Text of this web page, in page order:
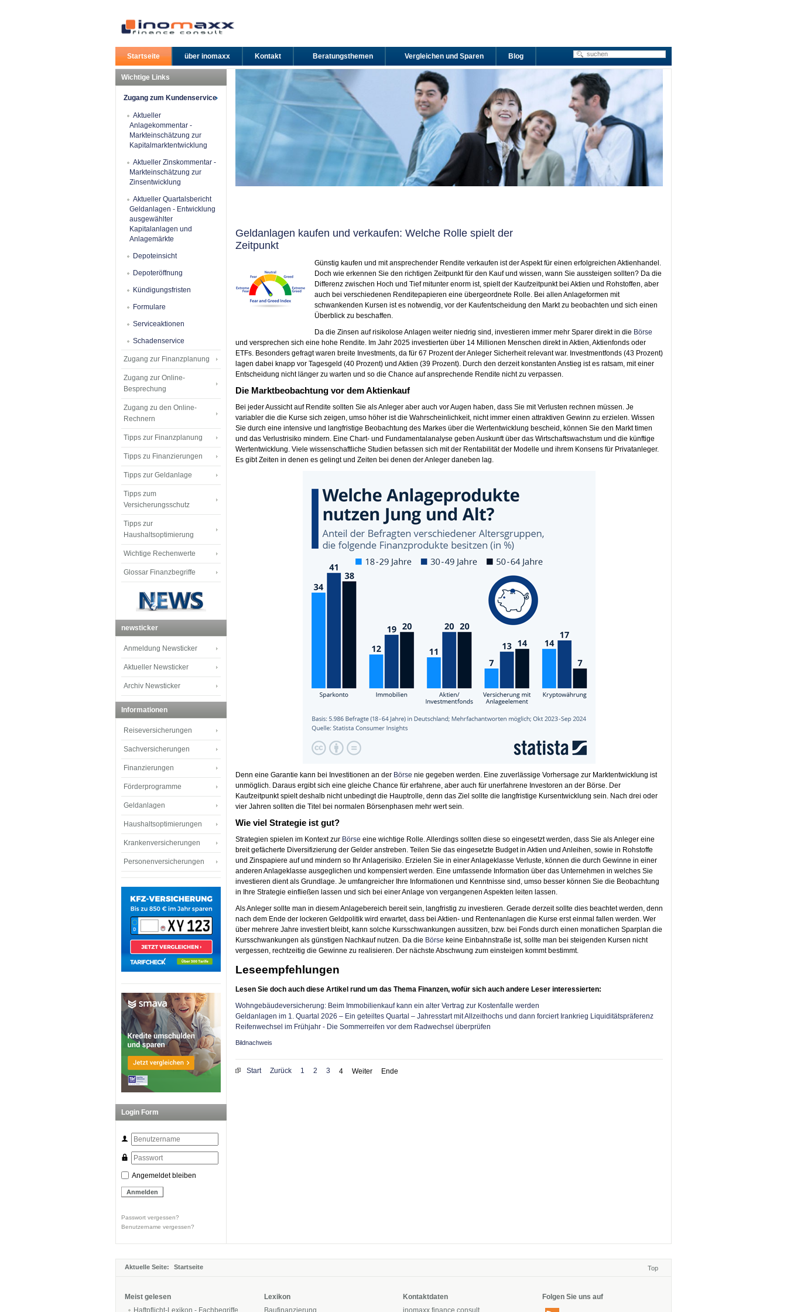
Startseite über inomaxx Kontakt Beratungsthemen Vergleichen und Sparen Blog
Geldanlagen kaufen und verkaufen: Welche Rolle spielt der
Zeitpunkt
Günstig kaufen und mit ansprechender Rendite verkaufen ist der Aspekt für einen erfolgreichen Aktienhandel.
Doch wie erkennen Sie den richtigen Zeitpunkt für den Kauf und wissen, wann Sie aussteigen sollten? Da die
Differenz zwischen Hoch und Tief mitunter enorm ist, spielt der Kaufzeitpunkt bei Aktien und Rohstoffen, aber
auch bei verschiedenen Renditepapieren eine übergeordnete Rolle. Bei allen Anlageformen mit
schwankenden Kursen ist es notwendig, vor der Kaufentscheidung den Markt zu beobachten und sich einen
Überblick zu beschaffen.
Da die Zinsen auf risikolose Anlagen weiter niedrig sind, investieren immer mehr Sparer direkt in die Börse
und versprechen sich eine hohe Rendite. Im Jahr 2025 investierten über 14 Millionen Menschen direkt in Aktien, Aktienfonds oder
ETFs. Besonders gefragt waren breite Investments, da für 67 Prozent der Anleger Sicherheit relevant war. Investmentfonds (43 Prozent)
lagen dabei knapp vor Tagesgeld (40 Prozent) und Aktien (39 Prozent). Durch den derzeit konstanten Anstieg ist es ratsam, mit einer
Entscheidung nicht länger zu warten und so die Chance auf ansprechende Rendite nicht zu verpassen.
Die Marktbeobachtung vor dem Aktienkauf
Bei jeder Aussicht auf Rendite sollten Sie als Anleger aber auch vor Augen haben, dass Sie mit Verlusten rechnen müssen. Je
variabler die die Kurse sich zeigen, umso höher ist die Wahrscheinlichkeit, nicht immer einen attraktiven Gewinn zu erzielen. Wissen
Sie durch eine intensive und langfristige Beobachtung des Markes über die Wertentwicklung bescheid, können Sie den Markt timen
und das Verlustrisiko mindern. Eine Chart- und Fundamentalanalyse geben Auskunft über das Wirtschaftswachstum und die künftige
Wertentwicklung. Viele wissenschaftliche Studien befassen sich mit der Rentabilität der Modelle und ihrem Konsens für Privatanleger.
Es gibt Zeiten in denen es gelingt und Zeiten bei denen der Anleger daneben lag.
Denn eine Garantie kann bei Investitionen an der Börse nie gegeben werden. Eine zuverlässige Vorhersage zur Marktentwicklung ist
unmöglich. Daraus ergibt sich eine gleiche Chance für erfahrene, aber auch für unerfahrene Investoren an der Börse. Der
Kaufzeitpunkt spielt deshalb nicht unbedingt die Hauptrolle, denn das Ziel sollte die langfristige Kursentwicklung sein. Nach drei oder
vier Jahren sollten die Titel bei normalen Börsenphasen mehr wert sein.
Wie viel Strategie ist gut?
Strategien spielen im Kontext zur Börse eine wichtige Rolle. Allerdings sollten diese so eingesetzt werden, dass Sie als Anleger eine
breit gefächerte Diversifizierung der Gelder anstreben. Teilen Sie das eingesetzte Budget in Aktien und Anleihen, sowie in Rohstoffe
und Zinspapiere auf und mindern so Ihr Anlagerisiko. Erzielen Sie in einer Anlageklasse Verluste, können die durch Gewinne in einer
anderen Anlageklasse ausgeglichen und kompensiert werden. Eine umfassende Information über das Unternehmen in welches Sie
investieren dient als Grundlage. Je umfangreicher Ihre Informationen und Kenntnisse sind, umso besser können Sie die Beobachtung
in Ihre Strategie einfließen lassen und sich bei einer Anlage von vergangenen Aspekten leiten lassen.
Als Anleger sollte man in diesem Anlagebereich bereit sein, langfristig zu investieren. Gerade derzeit sollte dies beachtet werden, denn
nach dem Ende der lockeren Geldpolitik wird erwartet, dass bei Aktien- und Rentenanlagen die Kurse erst einmal fallen werden. Wer
über mehrere Jahre investiert bleibt, kann solche Kursschwankungen aussitzen, bzw. bei Fonds durch einen monatlichen Sparplan die
Kursschwankungen als günstigen Nachkauf nutzen. Da die Börse keine Einbahnstraße ist, sollte man bei steigenden Kursen nicht
vergessen, rechtzeitig die Gewinne zu realisieren. Der nächste Abschwung zum einsteigen kommt bestimmt.
Leseempfehlungen
Lesen Sie doch auch diese Artikel rund um das Thema Finanzen, wofür sich auch andere Leser interessierten:
Wohngebäudeversicherung: Beim Immobilienkauf kann ein alter Vertrag zur Kostenfalle werden
Geldanlagen im 1. Quartal 2026 – Ein geteiltes Quartal – Jahresstart mit Allzeithochs und dann forciert Irankrieg Liquiditätspräferenz
Reifenwechsel im Frühjahr - Die Sommerreifen vor dem Radwechsel überprüfen
Bildnachweis
Start Zurück 1 2 3 4 Weiter Ende
Wichtige Links
Zugang zum Kundenservice
Aktueller
Anlagekommentar -
Markteinschätzung zur
Kapitalmarktentwicklung
Aktueller Zinskommentar -
Markteinschätzung zur
Zinsentwicklung
Aktueller Quartalsbericht
Geldanlagen - Entwicklung
ausgewählter
Kapitalanlagen und
Anlagemärkte
Depoteinsicht
Depoteröffnung
Kündigungsfristen
Formulare
Serviceaktionen
Schadenservice
Zugang zur Finanzplanung
Zugang zur Online-
Besprechung
Zugang zu den Online-
Rechnern
Tipps zur Finanzplanung
Tipps zu Finanzierungen
Tipps zur Geldanlage
Tipps zum
Versicherungsschutz
Tipps zur
Haushaltsoptimierung
Wichtige Rechenwerte
Glossar Finanzbegriffe
newsticker
Anmeldung Newsticker
Aktueller Newsticker
Archiv Newsticker
Informationen
Reiseversicherungen
Sachversicherungen
Finanzierungen
Förderprogramme
Geldanlagen
Haushaltsoptimierungen
Krankenversicherungen
Personenversicherungen
Login Form
Angemeldet bleiben
Passwort vergessen?
Benutzername vergessen?
Aktuelle Seite: Startseite Top
Meist gelesen
Haftpflicht-Lexikon - Fachbegriffe
Lexikon
Baufinanzierung
Kontaktdaten
inomaxx finance consult
Folgen Sie uns auf